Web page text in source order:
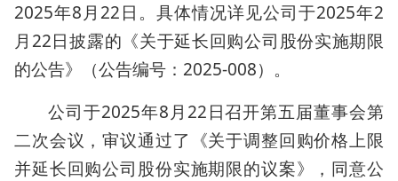
2025年8月22日。具体情况详见公司于2025年2
月22日披露的《关于延长回购公司股份实施期限
的公告》（公告编号：2025-008）。
公司于2025年8月22日召开第五届董事会第
二次会议，审议通过了《关于调整回购价格上限
并延长回购公司股份实施期限的议案》，同意公